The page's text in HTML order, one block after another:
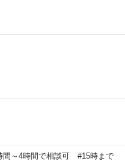
～4時間で相談可 #15時まで